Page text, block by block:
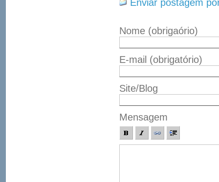
Enviar postagem
Nome (obrigaório)
E-mail (obrigatório)
Site/Blog
Mensagem